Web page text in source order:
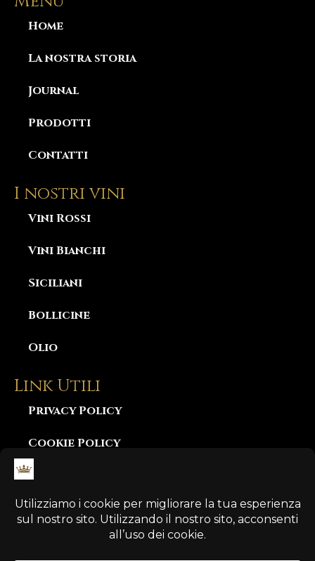
Home
La nostra storia
Journal
Prodotti
Contatti
I nostri vini
Vini Rossi
Vini Bianchi
Siciliani
Bollicine
Olio
Link Utili
Privacy Policy
Cookie Policy
Consegna e Garanzia
Diritto di Recesso
Pagamento Sicuro